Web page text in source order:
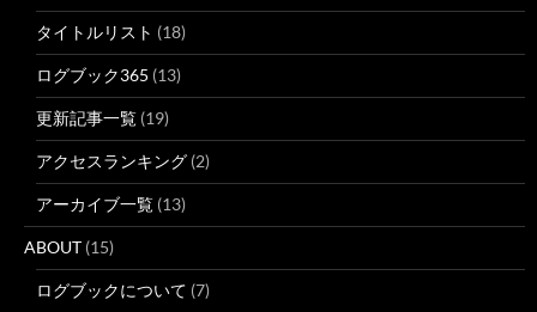
タイトルリスト (18)
ログブック365 (13)
更新記事一覧 (19)
アクセスランキング (2)
アーカイブ一覧 (13)
ABOUT (15)
ログブックについて (7)